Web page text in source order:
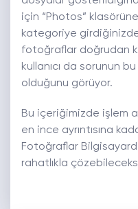
için “Photos”
kategoriye
fotoğraflar doğrudan
kullanıcı da sorunun
olduğunu görüyor.
Bu içeriğimizde işlem
en ince ayrıntısına
Fotoğraflar
rahatlıkla